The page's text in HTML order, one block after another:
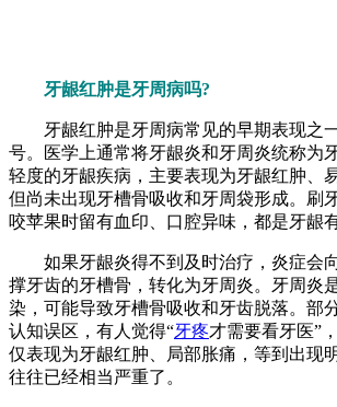
牙龈红肿是牙周病吗?
牙龈红肿是牙周病常见的早期表现之
号。医学上通常将牙龈炎和牙周炎统称为
轻度的牙龈疾病，主要表现为牙龈红肿、
但尚未出现牙槽骨吸收和牙周袋形成。刷
咬苹果时留有血印、口腔异味，都是牙龈
如果牙龈炎得不到及时治疗，炎症会
撑牙齿的牙槽骨，转化为牙周炎。牙周炎
染，可能导致牙槽骨吸收和牙齿脱落。部
认知误区，有人觉得“牙疼才需要看牙医”
仅表现为牙龈红肿、局部胀痛，等到出现
往往已经相当严重了。